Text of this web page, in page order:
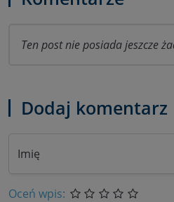
Ten post nie posiada jeszcze
Dodaj komentarz
Imię
Oceń wpis: